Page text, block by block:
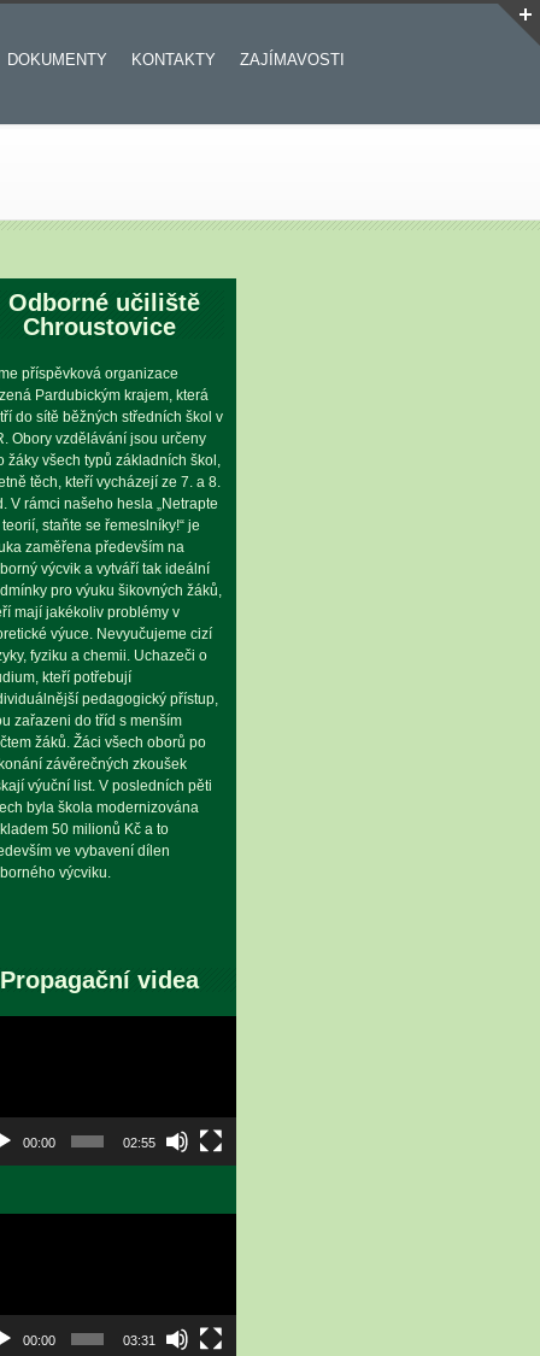
DOKUMENTY KONTAKTY ZAJÍMAVOSTI
Odborné učiliště
Chroustovice
příspěvková organizace
Pardubickým krajem, která
do sítě běžných středních škol v
Obory vzdělávání jsou určeny
žáky všech typů základních škol,
těch, kteří vycházejí ze 7. a 8.
V rámci našeho hesla „Netrapte
staňte se řemeslníky!“ je
zaměřena především na
výcvik a vytváří tak ideální
pro výuku šikovných žáků,
mají jakékoliv problémy v
výuce. Nevyučujeme cizí
fyziku a chemii. Uchazeči o
kteří potřebují
pedagogický přístup,
zařazeni do tříd s menším
žáků. Žáci všech oborů po
závěrečných zkoušek
výuční list. V posledních pěti
byla škola modernizována
50 milionů Kč a to
ve vybavení dílen
výcviku.
Propagační videa
00:00 02:55
00:00 03:31